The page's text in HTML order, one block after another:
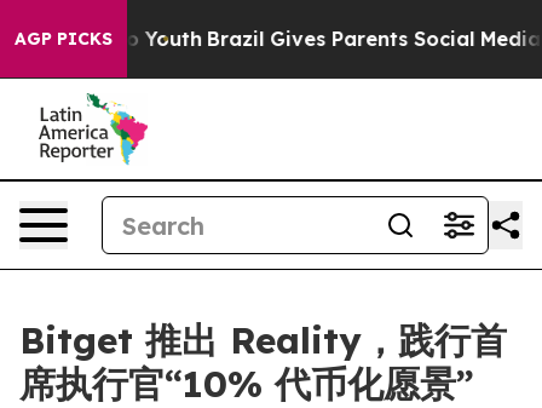
AGP PICKS
to Youth Brazil Gives Parents Social Media
Bitget 推出 Reality，践行首
席执行官“10% 代币化愿景”